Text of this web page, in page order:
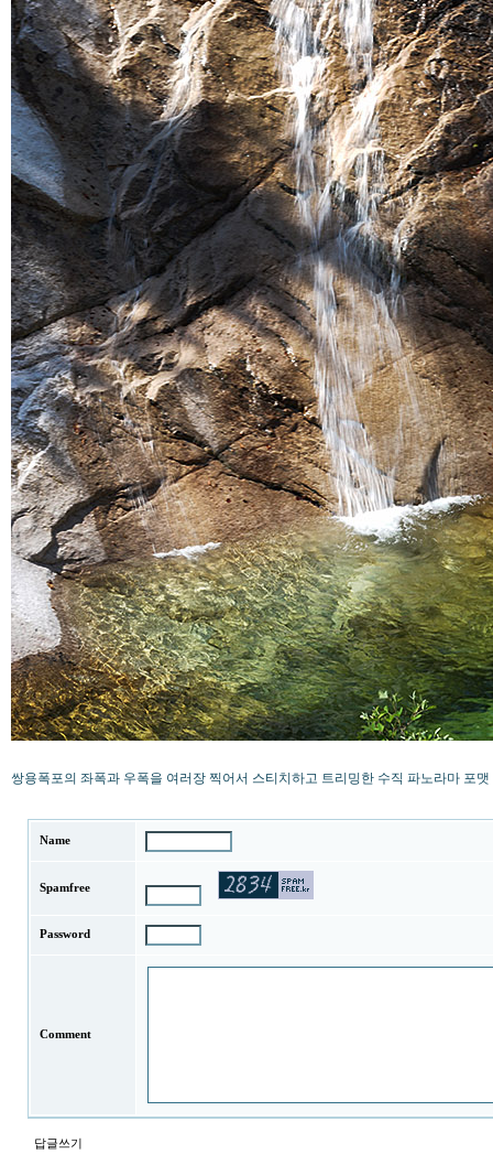
쌍용폭포의 좌폭과 우폭을 여러장 찍어서 스티치하고 트리밍한 수직 파노라마 포
Name
Spamfree
Password
Comment
답글쓰기